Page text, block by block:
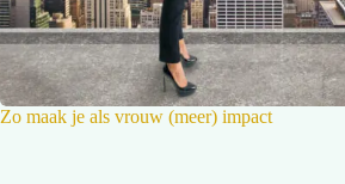
Zo maak je als vrouw (meer) impact